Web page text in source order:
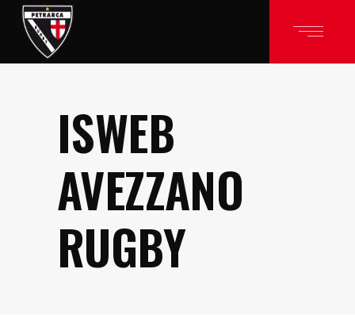
ISWEB
AVEZZANO
RUGBY